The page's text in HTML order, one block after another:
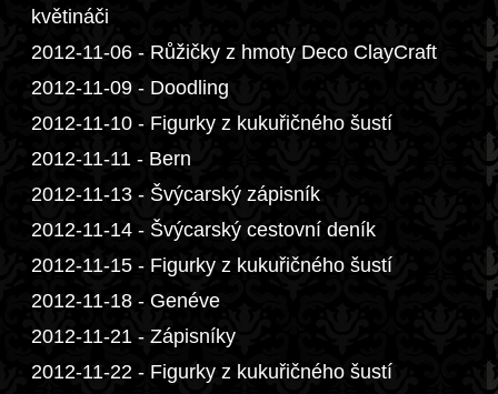
květináči
2012-11-06 - Růžičky z hmoty Deco ClayCraft
2012-11-09 - Doodling
2012-11-10 - Figurky z kukuřičného šustí
2012-11-11 - Bern
2012-11-13 - Švýcarský zápisník
2012-11-14 - Švýcarský cestovní deník
2012-11-15 - Figurky z kukuřičného šustí
2012-11-18 - Genéve
2012-11-21 - Zápisníky
2012-11-22 - Figurky z kukuřičného šustí